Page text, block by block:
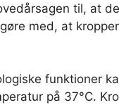
til, at
med, at
funktioner
på 37°C.